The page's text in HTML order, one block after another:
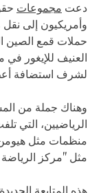
دعت مجموعات
وأمريكيون إلى نقل
حملات قمع الصين
العنيف للإيغور في
لشرف استضافة
وهناك جملة من
الرياضيين، التي
منظمات مثل
مثل "مركز